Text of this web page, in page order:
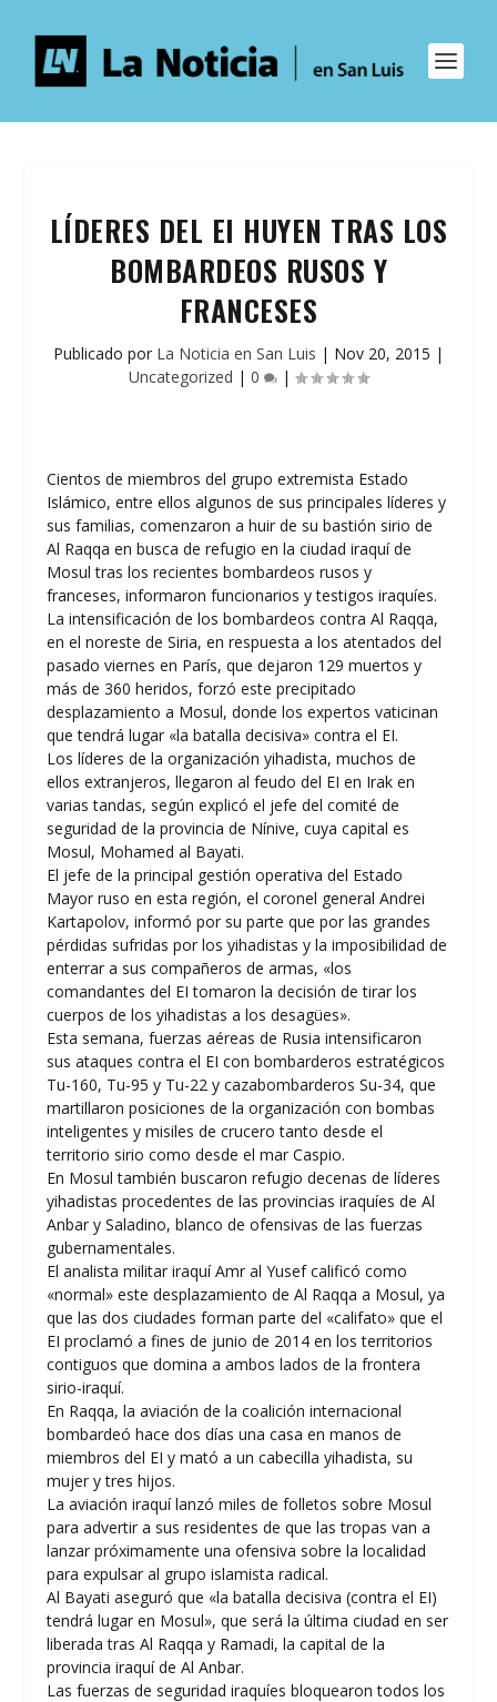
LÍDERES DEL EI HUYEN TRAS LOS
BOMBARDEOS RUSOS Y
FRANCESES
Publicado por La Noticia en San Luis | Nov 20, 2015 |
Uncategorized | 0 |
Cientos de miembros del grupo extremista Estado
Islámico, entre ellos algunos de sus principales líderes y
sus familias, comenzaron a huir de su bastión sirio de
Al Raqqa en busca de refugio en la ciudad iraquí de
Mosul tras los recientes bombardeos rusos y
franceses, informaron funcionarios y testigos iraquíes.
La intensificación de los bombardeos contra Al Raqqa,
en el noreste de Siria, en respuesta a los atentados del
pasado viernes en París, que dejaron 129 muertos y
más de 360 heridos, forzó este precipitado
desplazamiento a Mosul, donde los expertos vaticinan
que tendrá lugar «la batalla decisiva» contra el EI.
Los líderes de la organización yihadista, muchos de
ellos extranjeros, llegaron al feudo del EI en Irak en
varias tandas, según explicó el jefe del comité de
seguridad de la provincia de Nínive, cuya capital es
Mosul, Mohamed al Bayati.
El jefe de la principal gestión operativa del Estado
Mayor ruso en esta región, el coronel general Andrei
Kartapolov, informó por su parte que por las grandes
pérdidas sufridas por los yihadistas y la imposibilidad de
enterrar a sus compañeros de armas, «los
comandantes del EI tomaron la decisión de tirar los
cuerpos de los yihadistas a los desagües».
Esta semana, fuerzas aéreas de Rusia intensificaron
sus ataques contra el EI con bombarderos estratégicos
Tu-160, Tu-95 y Tu-22 y cazabombarderos Su-34, que
martillaron posiciones de la organización con bombas
inteligentes y misiles de crucero tanto desde el
territorio sirio como desde el mar Caspio.
En Mosul también buscaron refugio decenas de líderes
yihadistas procedentes de las provincias iraquíes de Al
Anbar y Saladino, blanco de ofensivas de las fuerzas
gubernamentales.
El analista militar iraquí Amr al Yusef calificó como
«normal» este desplazamiento de Al Raqqa a Mosul, ya
que las dos ciudades forman parte del «califato» que el
EI proclamó a fines de junio de 2014 en los territorios
contiguos que domina a ambos lados de la frontera
sirio-iraquí.
En Raqqa, la aviación de la coalición internacional
bombardeó hace dos días una casa en manos de
miembros del EI y mató a un cabecilla yihadista, su
mujer y tres hijos.
La aviación iraquí lanzó miles de folletos sobre Mosul
para advertir a sus residentes de que las tropas van a
lanzar próximamente una ofensiva sobre la localidad
para expulsar al grupo islamista radical.
Al Bayati aseguró que «la batalla decisiva (contra el EI)
tendrá lugar en Mosul», que será la última ciudad en ser
liberada tras Al Raqqa y Ramadi, la capital de la
provincia iraquí de Al Anbar.
Las fuerzas de seguridad iraquíes bloquearon todos los